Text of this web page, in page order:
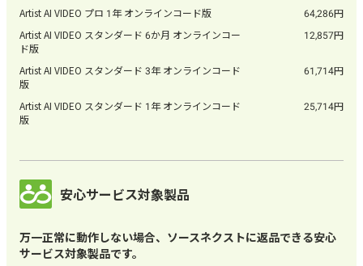
Artist AI VIDEO プロ 1年 オンラインコード版
64,286
Artist AI VIDEO スタンダード 6か月 オンラインコー
ド版
12,857
Artist AI VIDEO スタンダード 3年 オンラインコード
版
61,714
Artist AI VIDEO スタンダード 1年 オンラインコード
版
25,714
安心サービス対象製品
万一正常に動作しない場合、ソースネクストに返品できる安心
サービス対象製品です。